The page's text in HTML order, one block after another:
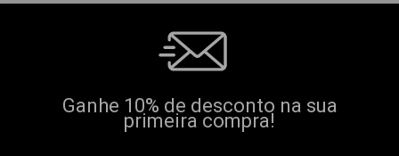
Ganhe 10% de desconto na sua
primeira compra!